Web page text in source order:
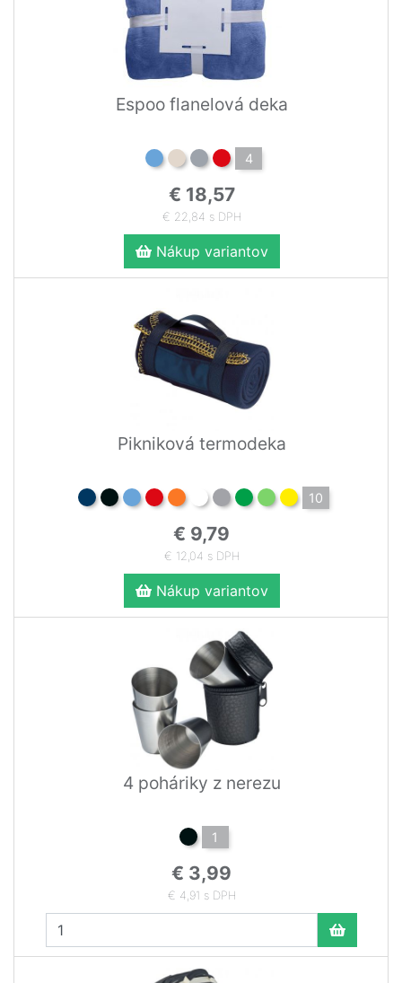
Espoo flanelová deka
4
€ 18,57
€ 22,84 s DPH
Nákup variantov
Pikniková termodeka
10
€ 9,79
€ 12,04 s DPH
Nákup variantov
4 poháriky z nerezu
1
€ 3,99
€ 4,91 s DPH